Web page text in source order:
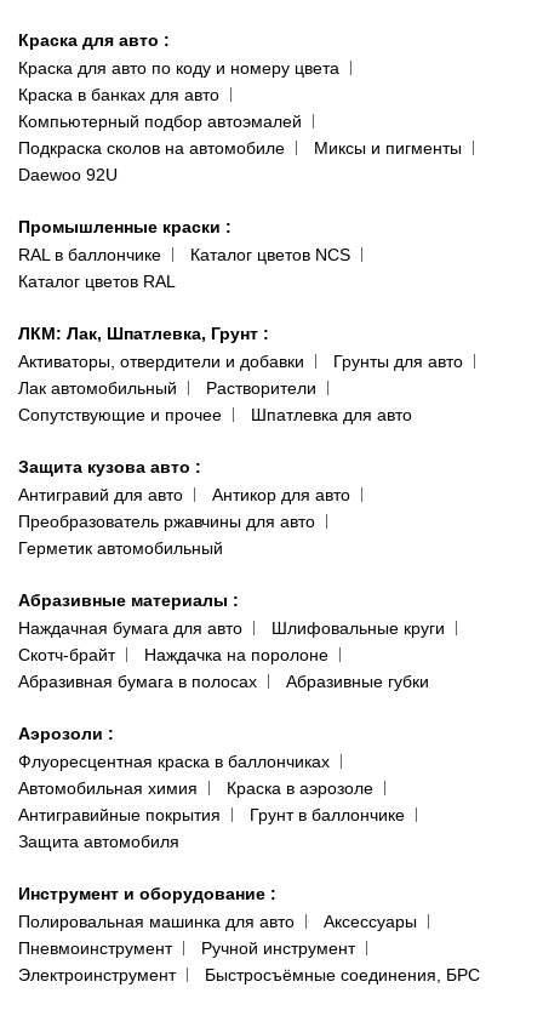
093 611-39-23
(ориентир: Интайм №40)
Одесса
пр-т Акад. Глушко, 29
066 554-97-70
Доставка и оплата
Сотрудничество
Наши публикации
Публичная оферта
Политика конфиденциальности
Краска для авто :
Краска для авто по коду и номеру цвета
Краска в банках для авто
Компьютерный подбор автоэмалей
Подкраска сколов на автомобиле
Миксы и пигменты
Daewoo 92U
Промышленные краски :
RAL в баллончике
Каталог цветов NCS
Каталог цветов RAL
ЛКМ: Лак, Шпатлевка, Грунт :
Активаторы, отвердители и добавки
Грунты для авто
Лак автомобильный
Растворители
Сопутствующие и прочее
Шпатлевка для авто
Защита кузова авто :
Антигравий для авто
Антикор для авто
Преобразователь ржавчины для авто
Герметик автомобильный
Абразивные материалы :
Наждачная бумага для авто
Шлифовальные круги
Скотч-брайт
Наждачка на поролоне
Абразивная бумага в полосах
Абразивные губки
Аэрозоли :
Флуоресцентная краска в баллончиках
Автомобильная химия
Краска в аэрозоле
Антигравийные покрытия
Грунт в баллончике
Защита автомобиля
Инструмент и оборудование :
Полировальная машинка для авто
Аксессуары
Пневмоинструмент
Ручной инструмент
Электроинструмент
Быстросъёмные соединения, БРС